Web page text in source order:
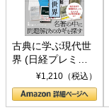
古典に学ぶ現代世
界 (日経プレミア
シリーズ)¥1,210（税込）